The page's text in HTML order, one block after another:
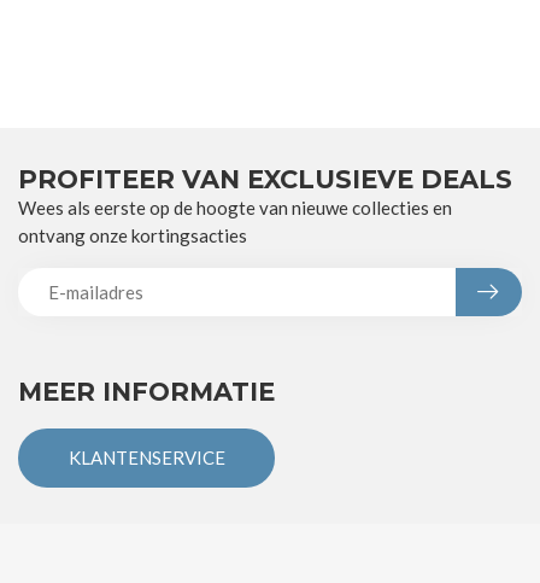
MEER INFORMATIE
KLANTENSERVICE
PROFITEER VAN EXCLUSIEVE DEALS
Wees als eerste op de hoogte van nieuwe collecties en
ontvang onze kortingsacties